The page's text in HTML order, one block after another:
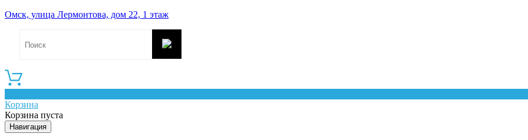
Омск, улица Лермонтова, дом 22, 1 этаж
Корзина
Корзина пуста
Навигация